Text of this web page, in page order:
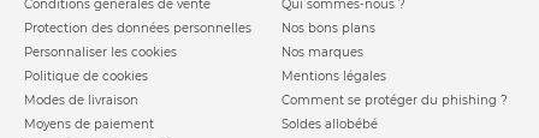
Conditions générales de vente
Protection des données personnelles
Personnaliser les cookies
Politique de cookies
Modes de livraison
Moyens de paiement
Qui sommes-nous ?
Nos bons plans
Nos marques
Mentions légales
Comment se protéger du phishing ?
Soldes allobébé